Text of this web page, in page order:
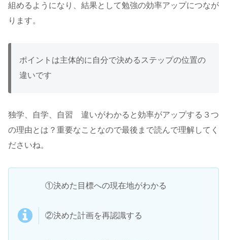
組めるようになり、結果として勉強の効率アップにつなが
ります。
ポイントは主体的に自分で決めるステップの位置の
違いです
独学、自学、自習 違いがわかると効率がアップする３つ
の理由とは？重要なことなので最後まで読んで理解してく
ださいね。
①決めた目標への現在地がわかる
②決めた計画を再認識する